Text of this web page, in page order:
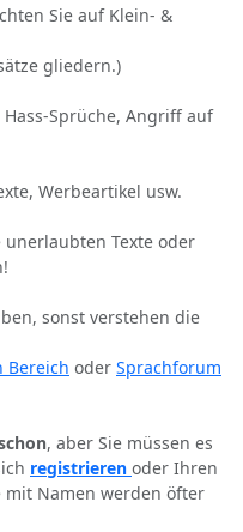
Sie auf Klein- &
gliedern.)
Sprüche, Angriff auf
Werbeartikel usw.
unerlaubten Texte oder
sonst verstehen die
Bereich oder Sprachforum
, aber Sie müssen es
registrieren oder Ihren
Namen werden öfter